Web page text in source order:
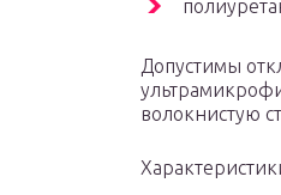
Допустимы
волокнистую